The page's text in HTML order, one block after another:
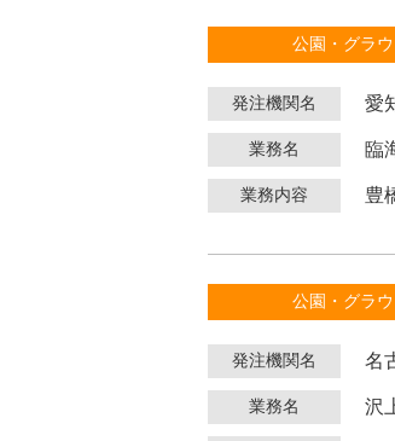
公園・グラ
発注機関名 愛
業務名 臨
業務内容 豊
公園・グラ
発注機関名 名
業務名 沢